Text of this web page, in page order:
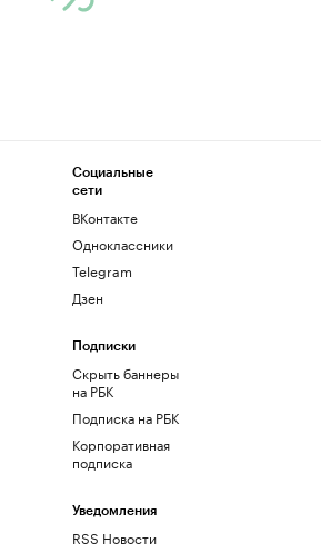
Социальные
сети
ВКонтакте
Одноклассники
Telegram
Дзен
Подписки
Скрыть баннеры
на РБК
Подписка на РБК
Корпоративная
подписка
Уведомления
RSS Новости